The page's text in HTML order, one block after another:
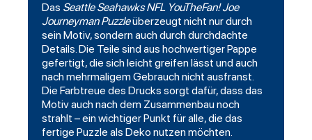
Das Seattle Seahawks NFL YouTheFan! Joe
Journeyman Puzzleüberzeugt nicht nur durch
sein Motiv, sondern auch durch durchdachte
Details. Die Teile sind aus hochwertiger Pappe
gefertigt, die sich leicht greifen lässt und auch
nach mehrmaligem Gebrauch nicht ausfranst.
Die Farbtreue des Drucks sorgt dafür, dass das
Motiv auch nach dem Zusammenbau noch
strahlt – ein wichtiger Punkt für alle, die das
fertige Puzzle als Deko nutzen möchten.